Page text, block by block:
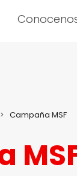
> Campaña MSF